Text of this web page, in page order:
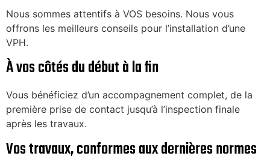
Nous sommes attentifs à VOS besoins. Nous vous
offrons les meilleurs conseils pour l’installation d’une
VPH.
À vos côtés du début à la fin
Vous bénéficiez d’un accompagnement complet, de la
première prise de contact jusqu’à l’inspection finale
après les travaux.
Vos travaux, conformes aux dernières normes